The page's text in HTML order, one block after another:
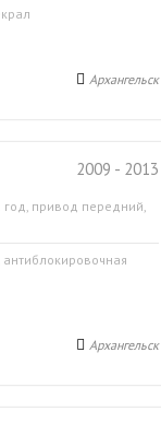
Архангельск
2009 - 2013
год, привод передний,
Архангельск